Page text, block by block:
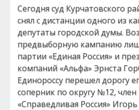
Сегодня суд Курчатовского
снял с дистанции одного из
депутаты городской думы.
предвыборную кампанию
партии «Единая Россия» и
компаний «Альфа» Эрнста
Единороссу перешел дорогу
соперник по округу №12,
«Справедливая Россия»